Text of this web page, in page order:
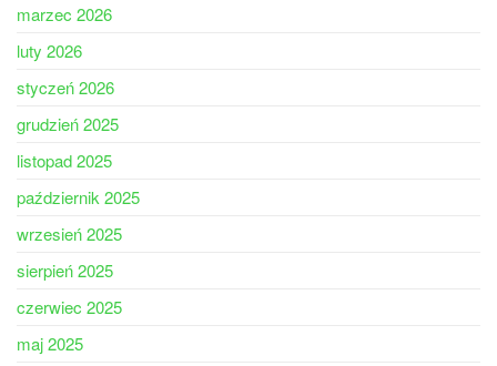
marzec 2026
luty 2026
styczeń 2026
grudzień 2025
listopad 2025
październik 2025
wrzesień 2025
sierpień 2025
czerwiec 2025
maj 2025